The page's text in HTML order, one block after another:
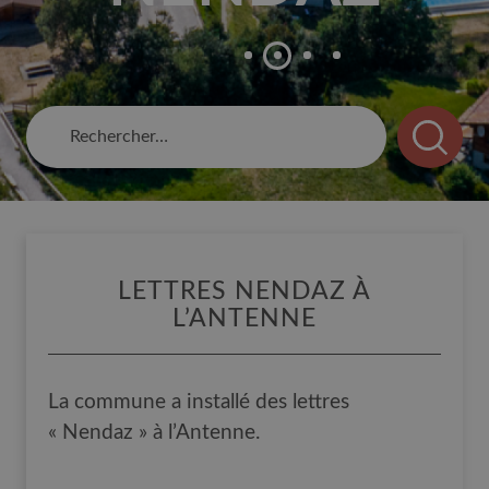
Rechercher :
LETTRES NENDAZ À
L’ANTENNE
La commune a installé des lettres
« Nendaz » à l’Antenne.